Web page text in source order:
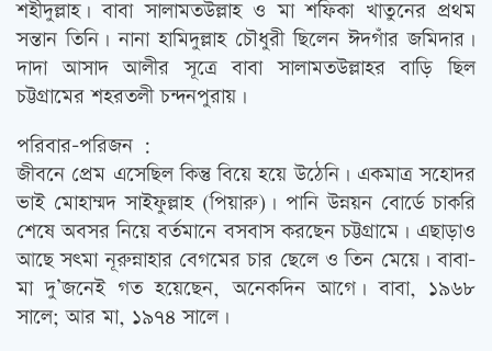
শহীদুল্লাহ। বাবা সালামতউল্লাহ ও মা শফিকা খাতুনের প্রথম
সন্তান তিনি। নানা হামিদুল্লাহ চৌধুরী ছিলেন ঈদগাঁর জমিদার।
দাদা আসাদ আলীর সূত্রে বাবা সালামতউল্লাহর বাড়ি ছিল
চট্টগ্রামের শহরতলী চন্দনপুরায়।
পরিবার-পরিজন :
জীবনে প্রেম এসেছিল কিন্তু বিয়ে হয়ে উঠেনি। একমাত্র সহোদর
ভাই মোহাম্মদ সাইফুল্লাহ (পিয়ারু)। পানি উন্নয়ন বোর্ডে চাকরি
শেষে অবসর নিয়ে বর্তমানে বসবাস করছেন চট্টগ্রামে। এছাড়াও
আছে সত্‍মা নূরুন্নাহার বেগমের চার ছেলে ও তিন মেয়ে। বাবা-
মা দু’জনেই গত হয়েছেন, অনেকদিন আগে। বাবা, ১৯৬৮
সালে; আর মা, ১৯৭৪ সালে।